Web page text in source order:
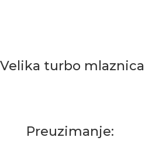
Velika turbo mlaznica
Preuzimanje: